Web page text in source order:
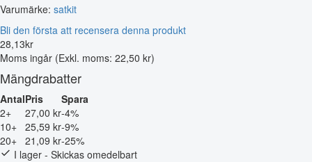
Varumärke: satkit
Bli den första att recensera denna produkt
28,13kr
Moms ingår (Exkl. moms: 22,50 kr)
Mängdrabatter
AntalPris
Spara
2+
27,00 kr-4%
10+ 25,59 kr-9%
20+ 21,09 kr-25%
I lager - Skickas omedelbart